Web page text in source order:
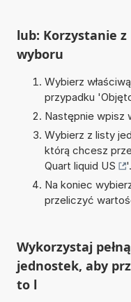
lub: Korzystanie
wyboru
Wybierz
przypadku '
Następnie wpisz
Wybierz z listy
którą chcesz
Quart liquid US
'.
Na koniec
przeliczyć
Wykorzystaj
jednostek, aby
to l